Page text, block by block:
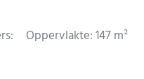
Oppervlakte: 147 m²